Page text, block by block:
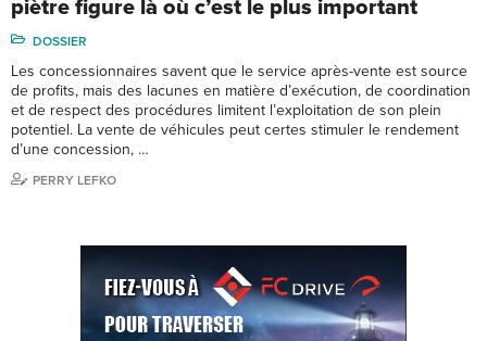
piètre figure là où c’est le plus important
DOSSIER
Les concessionnaires savent que le service après-vente est source
de profits, mais des lacunes en matière d’exécution, de coordination
et de respect des procédures limitent l’exploitation de son plein
potentiel. La vente de véhicules peut certes stimuler le rendement
d’une concession, …
PERRY LEFKO